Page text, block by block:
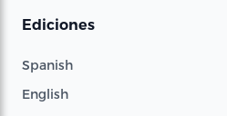
Ediciones
Spanish
English